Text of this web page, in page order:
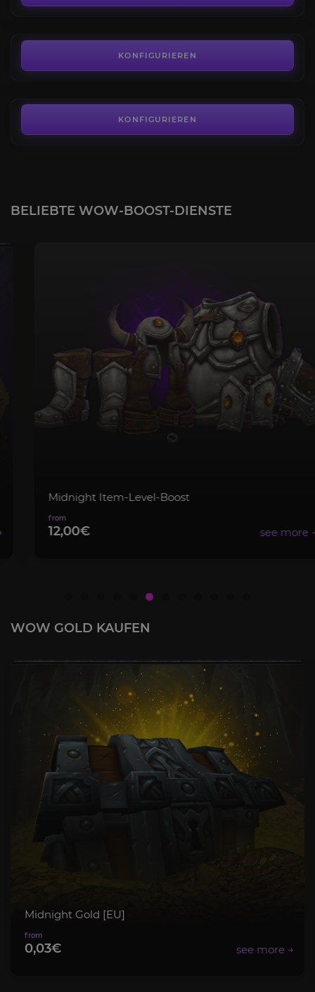
KONFIGURIEREN
KONFIGURIEREN
BELIEBTE WOW-BOOST-DIENSTE
Midnight Item-Level-Boost
12,00€
WOW GOLD KAUFEN
Midnight Gold [EU]
0,03€